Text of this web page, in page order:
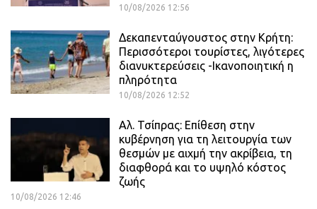
10/08/2026 12:56
Δεκαπενταύγουστος στην Κρήτη:
Περισσότεροι τουρίστες, λιγότερες
διανυκτερεύσεις -Ικανοποιητική η
πληρότητα
10/08/2026 12:52
Αλ. Τσίπρας: Επίθεση στην
κυβέρνηση για τη λειτουργία των
θεσμών με αιχμή την ακρίβεια, τη
διαφθορά και το υψηλό κόστος
ζωής
10/08/2026 12:46